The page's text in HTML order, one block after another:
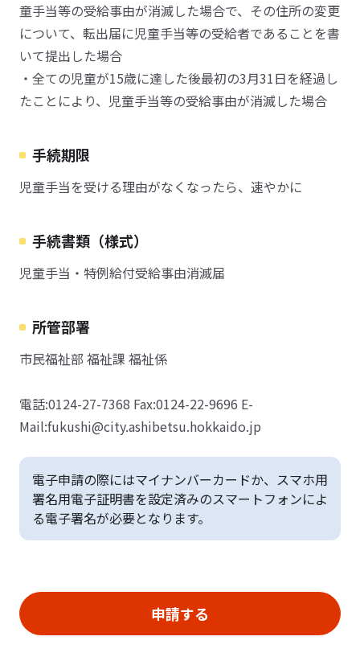
童手当等の受給事由が消滅した場合で、その住所の変更
について、転出届に児童手当等の受給者であることを書
いて提出した場合
・全ての児童が15歳に達した後最初の3月31日を経過し
たことにより、児童手当等の受給事由が消滅した場合
手続期限
児童手当を受ける理由がなくなったら、速やかに
手続書類（様式）
児童手当・特例給付受給事由消滅届
所管部署
市民福祉部 福祉課 福祉係
電話:0124-27-7368 Fax:0124-22-9696 E-
Mail:fukushi@city.ashibetsu.hokkaido.jp
電子申請の際にはマイナンバーカードか、スマホ用
署名用電子証明書を設定済みのスマートフォンによ
る電子署名が必要となります。